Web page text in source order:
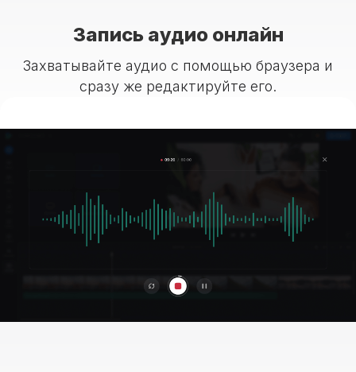
Запись аудио онлайн
Захватывайте аудио с помощью браузера и
сразу же редактируйте его.